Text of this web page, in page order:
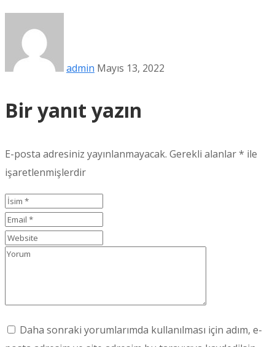
admin Mayıs 13, 2022
Bir yanıt yazın
E-posta adresiniz yayınlanmayacak. Gerekli alanlar* ile
işaretlenmişlerdir
Daha sonraki yorumlarımda kullanılması için adım, e-